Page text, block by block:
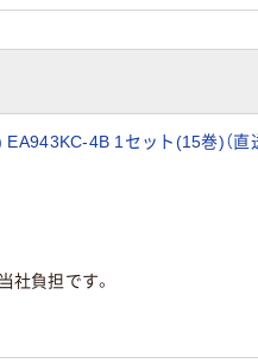
4B 1セット(15巻)（直
社負担です。